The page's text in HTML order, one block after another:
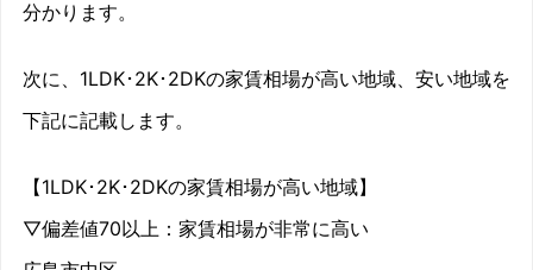
分かります。
次に、1LDK･2K･2DKの家賃相場が高い地域、安い地域を
下記に記載します。
【1LDK･2K･2DKの家賃相場が高い地域】
▽偏差値70以上：家賃相場が非常に高い